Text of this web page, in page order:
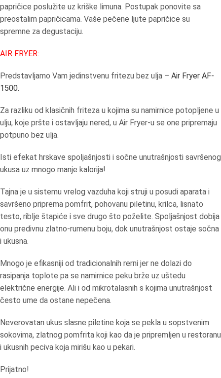
papričice poslužite uz kriške limuna. Postupak ponovite sa
preostalim papričicama. Vaše pečene ljute papričice su
spremne za degustaciju.
AIR FRYER:
Predstavljamo Vam jedinstvenu fritezu bez ulja – Air Fryer AF-
1500.
Za razliku od klasičnih friteza u kojima su namirnice potopljene u
ulju, koje pršte i ostavljaju nered, u Air Fryer-u se one pripremaju
potpuno bez ulja.
Isti efekat hrskave spoljašnjosti i sočne unutrašnjosti savršenog
ukusa uz mnogo manje kalorija!
Tajna je u sistemu vrelog vazduha koji struji u posudi aparata i
savršeno priprema pomfrit, pohovanu piletinu, krilca, lisnato
testo, riblje štapiće i sve drugo što poželite. Spoljašnjost dobija
onu predivnu zlatno-rumenu boju, dok unutrašnjost ostaje sočna
i ukusna.
Mnogo je efikasniji od tradicionalnih rerni jer ne dolazi do
rasipanja toplote pa se namirnice peku brže uz uštedu
električne energije. Ali i od mikrotalasnih s kojima unutrašnjost
često ume da ostane nepečena.
Neverovatan ukus slasne piletine koja se pekla u sopstvenim
sokovima, zlatnog pomfrita koji kao da je pripremljen u restoranu
i ukusnih peciva koja mirišu kao u pekari.
Prijatno!